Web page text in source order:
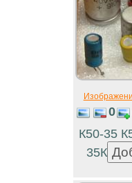
0
К50-35
35К